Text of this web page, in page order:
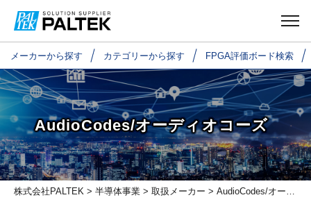
メーカーから探す カテゴリーから探す FPGA評価ボード検索
株式会社PALTEK > 半導体事業 > 取扱メーカー > AudioCodes/オーディオコーズ
AudioCodes/オーディオコーズ